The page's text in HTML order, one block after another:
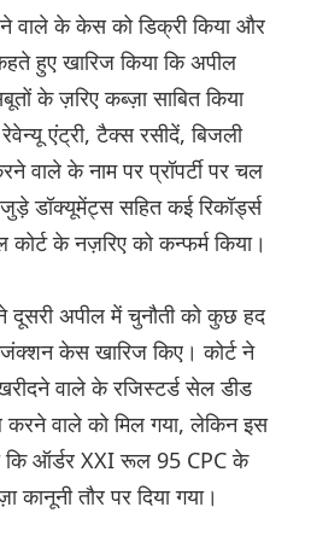
वाले के केस को डिक्री किया और
हुए खारिज किया कि अपील
के ज़रिए कब्ज़ा साबित किया
एंट्री, टैक्स रसीदें, बिजली
वाले के नाम पर प्रॉपर्टी पर चल
डॉक्यूमेंट्स सहित कई रिकॉर्ड्स
के नज़रिए को कन्फर्म किया।
ने दूसरी अपील में चुनौती को कुछ हद
केस खारिज किए। कोर्ट ने
वाले के रजिस्टर्ड सेल डीड
वाले को मिल गया, लेकिन इस
कि ऑर्डर XXI रूल 95 CPC के
कानूनी तौर पर दिया गया।